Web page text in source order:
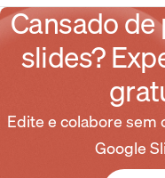
Cansado
slides?
Edite e colabore
Google